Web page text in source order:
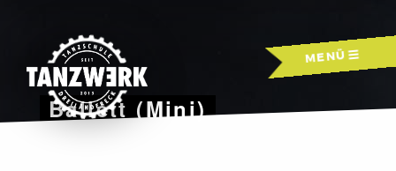
MENÜ
Ballett (Mini)